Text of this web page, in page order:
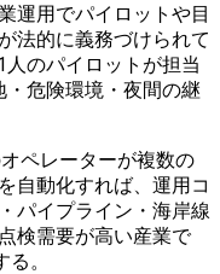
運用でパイロットや目
法的に義務づけられて
のパイロットが担当
危険環境・夜間の継
ペレーターが複数の
自動化すれば、運用コ
パイプライン・海岸線
検需要が高い産業で
。